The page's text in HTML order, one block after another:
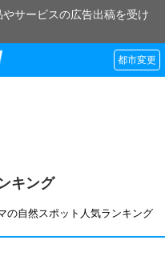
サービスの広告出稿を受け
都市変更
キング
の自然スポット人気ランキング